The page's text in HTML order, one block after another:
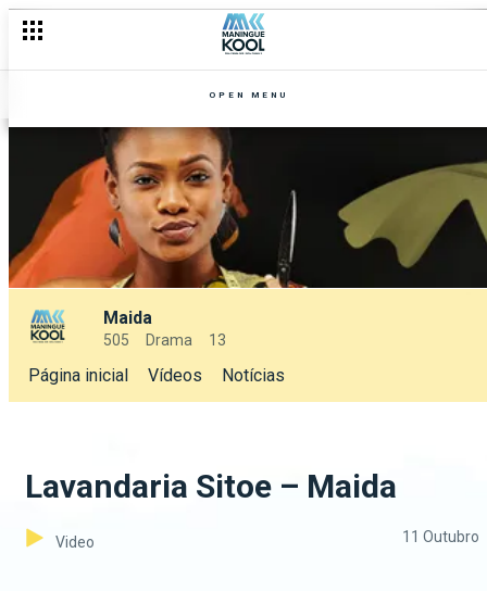
OPEN MENU
Maida
505 Drama 13
Página inicial Vídeos Notícias
Lavandaria Sitoe – Maida
Video 11 Outubro